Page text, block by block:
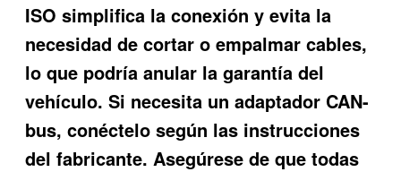
ISO simplifica la conexión y evita la
necesidad de cortar o empalmar cables,
lo que podría anular la garantía del
vehículo. Si necesita un adaptador CAN-
bus, conéctelo según las instrucciones
del fabricante. Asegúrese de que todas